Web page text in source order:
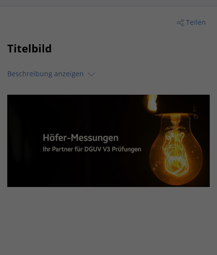
Teilen
Titelbild
Beschreibung anzeigen